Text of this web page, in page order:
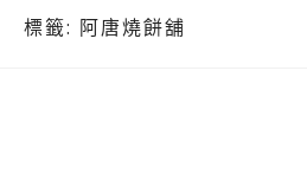
標籤: 阿唐燒餅舖